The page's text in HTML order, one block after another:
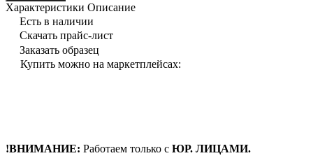
Характеристики Описание
Есть в наличии
Скачать прайс-лист
Заказать образец
Купить можно на маркетплейсах:
!ВНИМАНИЕ: Работаем только с ЮР. ЛИЦАМИ.